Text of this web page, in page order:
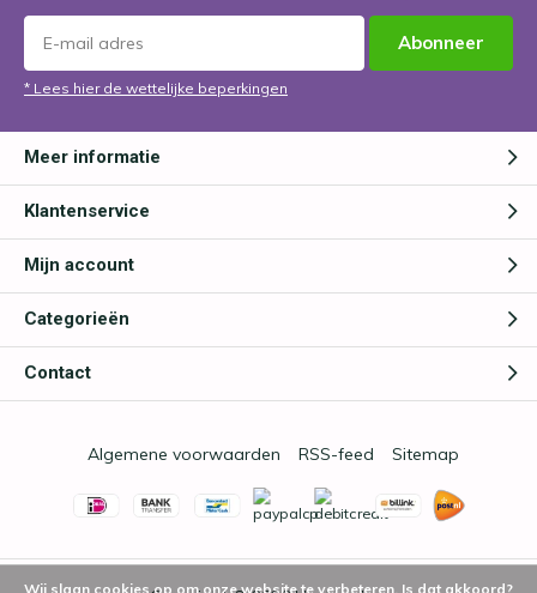
Abonneer
* Lees hier de wettelijke beperkingen
Meer informatie
Klantenservice
Mijn account
Categorieën
Contact
Algemene voorwaarden RSS-feed Sitemap
Wij slaan cookies op om onze website te verbeteren. Is dat akkoord?